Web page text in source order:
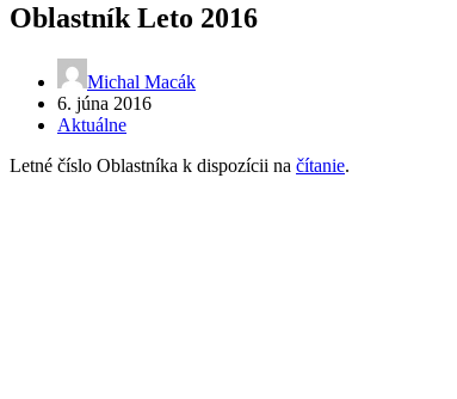
Oblastník Leto 2016
Michal Macák
6. júna 2016
Aktuálne
Letné číslo Oblastníka k dispozícii na čítanie.